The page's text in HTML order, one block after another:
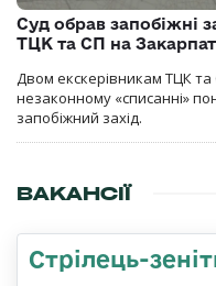
Суд обрав запобіжні
ТЦК та СП на
Двом екскерівникам ТЦК
незаконному «списанні»
запобіжний захід.
ВАКАНСІЇ
Стрілець-